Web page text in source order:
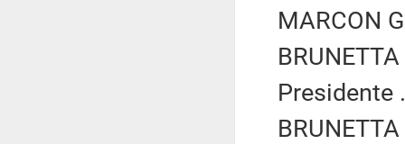
MARCON
Presidente